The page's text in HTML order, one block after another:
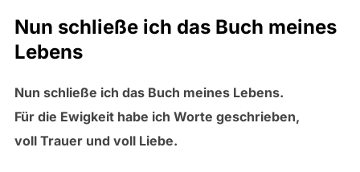
Nun schließe ich das Buch meines
Lebens
Nun schließe ich das Buch meines Lebens.
Für die Ewigkeit habe ich Worte geschrieben,
voll Trauer und voll Liebe.